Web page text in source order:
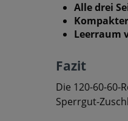
Alle drei
Leerraum
Fazit
Die 120-60-
Sperrgut-